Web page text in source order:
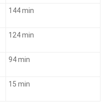
144 min
124 min
94 min
15 min